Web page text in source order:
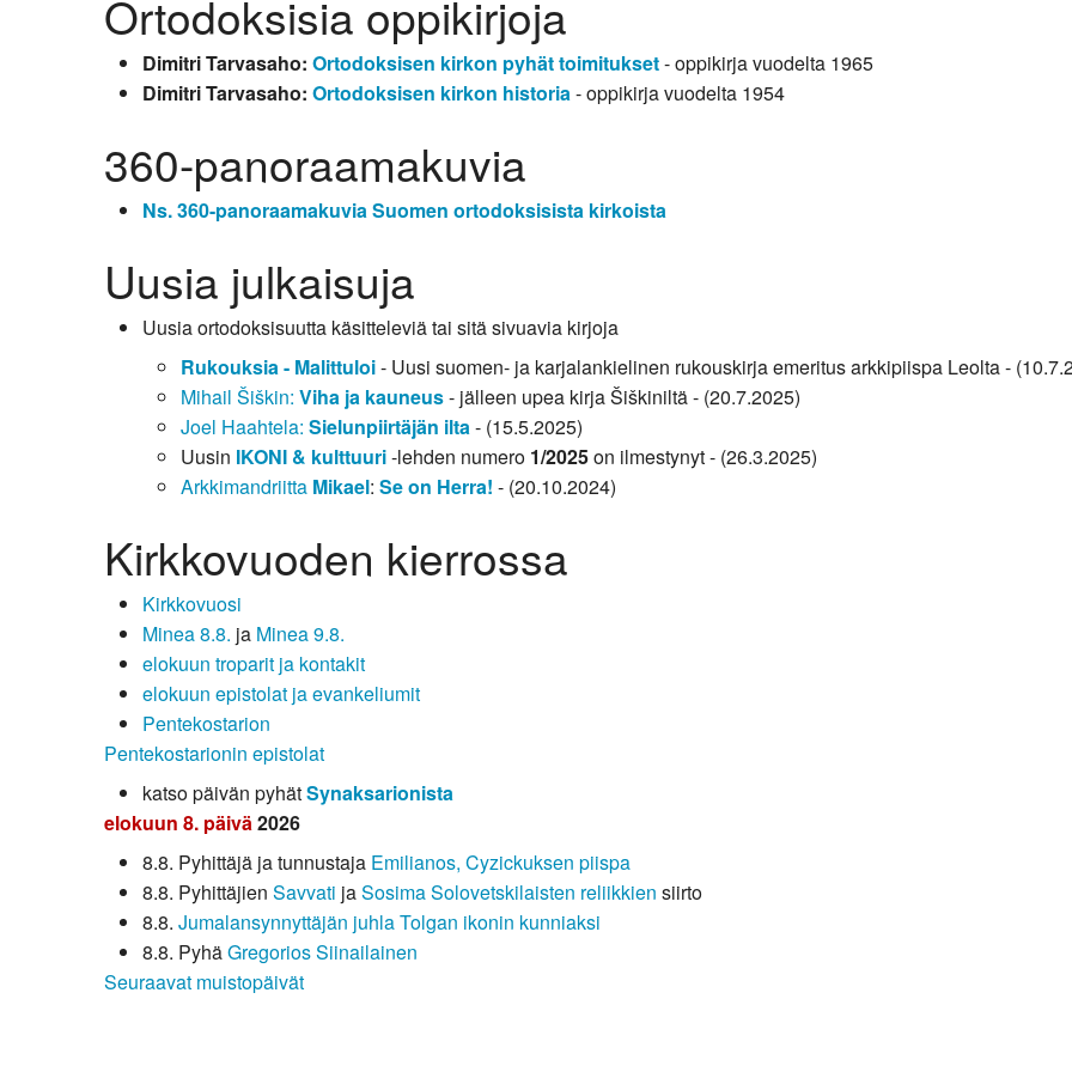
Ortodoksisia oppikirjoja
Dimitri Tarvasaho: Ortodoksisen kirkon pyhät toimitukset- oppikirja vuodelta 1965
Dimitri Tarvasaho: Ortodoksisen kirkon historia- oppikirja vuodelta 1954
360-panoraamakuvia
Ns. 360-panoraamakuvia Suomen ortodoksisista kirkoista
Uusia julkaisuja
Uusia ortodoksisuutta käsitteleviä tai sitä sivuavia kirjoja
Rukouksia - Malittuloi- Uusi suomen- ja karjalankielinen rukouskirja emeritus arkkipiispa Leolta -
Mihail Šiškin: Viha ja kauneus- jälleen upea kirja Šiškiniltä - (20.7.2025)
Joel Haahtela: Sielunpiirtäjän ilta- (15.5.2025)
Uusin IKONI & kulttuuri-lehden numero 1/2025on ilmestynyt - (26.3.2025)
Arkkimandriitta Mikael: Se on Herra! - (20.10.2024)
Kirkkovuoden kierrossa
Kirkkovuosi
Minea 8.8. ja Minea 9.8.
elokuun troparit ja kontakit
elokuun epistolat ja evankeliumit
Pentekostarion
Pentekostarionin epistolat
katso päivän pyhätSynaksarionista
elokuun 8. päivä 2026
8.8. Pyhittäjä ja tunnustaja Emilianos, Cyzickuksen piispa
8.8. Pyhittäjien Savvati jaSosima Solovetskilaisten reliikkien siirto
8.8. Jumalansynnyttäjän juhla Tolgan ikonin kunniaksi
8.8. PyhäGregorios Siinailainen
Seuraavat muistopäivät